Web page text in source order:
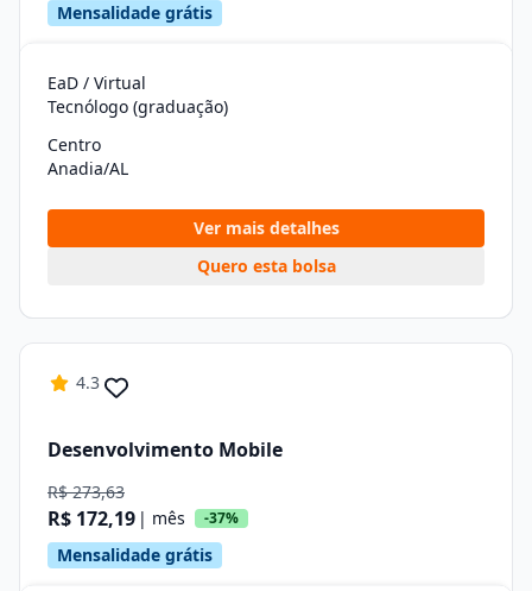
Mensalidade grátis
EaD / Virtual
Tecnólogo (graduação)
Centro
Anadia/AL
Ver mais detalhes
Quero esta bolsa
4.3
Desenvolvimento Mobile
R$ 273,63
R$ 172,19 | mês -37%
Mensalidade grátis